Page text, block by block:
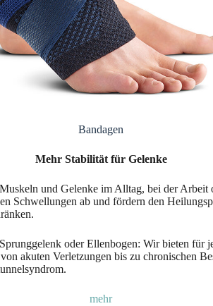
Bandagen
Mehr Stabilität für Gelenke
und Gelenke im Alltag, bei der Arbeit
Schwellungen ab und fördern den
oder Ellenbogen: Wir bieten für
akuten Verletzungen bis zu chronischen
mehr